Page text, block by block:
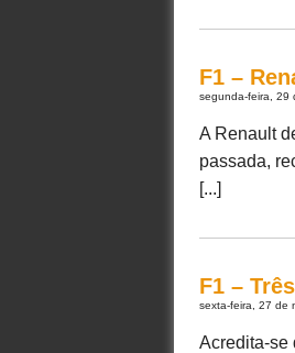
F1 –
segunda-feira, 29
A Renault
passada,
[...]
F1 –
sexta-feira, 27 de
Acredita-se